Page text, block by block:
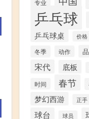
专业
乒乓球
乒乓球桌 价格
冬季 动作
宋代 底板
时间 春节
梦幻西游 正手
球台 球员